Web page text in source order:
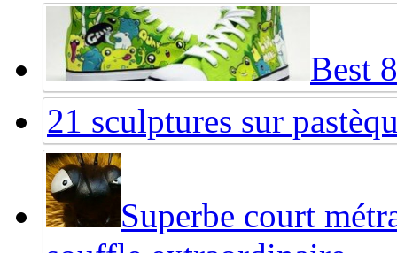
Best
21 sculptures sur
Superbe court